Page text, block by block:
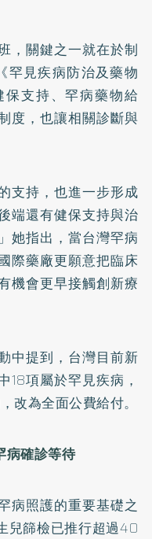
，關鍵之一就在於制
罕見疾病防治及藥物
支持、罕病藥物給
度，也讓相關診斷與
支持，也進一步形成
端還有健保支持與治
她指出，當台灣罕病
際藥廠更願意把臨床
機會更早接觸創新療
中提到，台灣目前新
18項屬於罕見疾病，
改為全面公費給付。
確診等待
病照護的重要基礎之
兒篩檢已推行超過40